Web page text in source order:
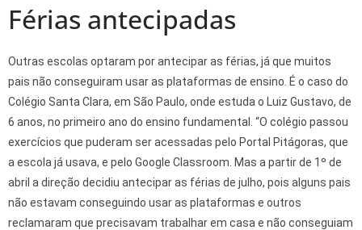
Férias antecipadas
Outras escolas optaram por antecipar as férias, já que muitos
pais não conseguiram usar as plataformas de ensino. É o caso do
Colégio Santa Clara, em São Paulo, onde estuda o Luiz Gustavo, de
6 anos, no primeiro ano do ensino fundamental. “O colégio passou
exercícios que puderam ser acessadas pelo Portal Pitágoras, que
a escola já usava, e pelo Google Classroom. Mas a partir de 1º de
abril a direção decidiu antecipar as férias de julho, pois alguns pais
não estavam conseguindo usar as plataformas e outros
reclamaram que precisavam trabalhar em casa e não conseguiam